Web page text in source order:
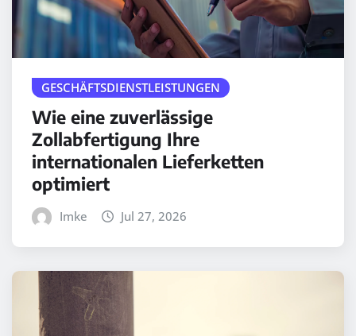
GESCHÄFTSDIENSTLEISTUNGEN
Wie eine zuverlässige
Zollabfertigung Ihre
internationalen Lieferketten
optimiert
Imke Jul 27, 2026